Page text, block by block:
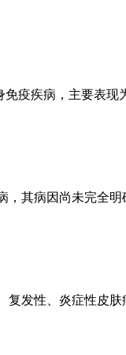
疫疾病，主要表
，其病因尚未完全
复发性、炎症性皮